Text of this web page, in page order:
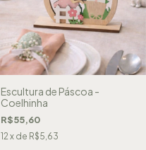
Escultura de Páscoa -
Coelhinha
R$55,60
12x de R$5,63